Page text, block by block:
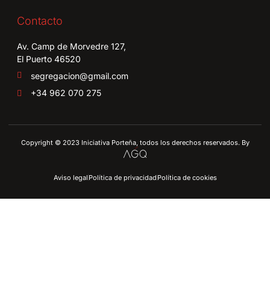
Contacto
Av. Camp de Morvedre 127,
El Puerto 46520
segregacion@gmail.com
+34 962 070 275
Copyright © 2023 Iniciativa Porteña, todos los derechos reservados. By
Aviso legalPolítica de privacidadPolítica de cookies